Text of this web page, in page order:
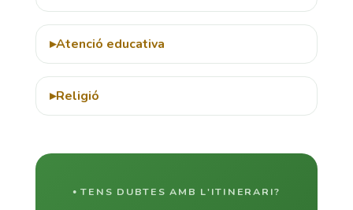
Atenció educativa
Religió
TENS DUBTES AMB L'ITINERARI?